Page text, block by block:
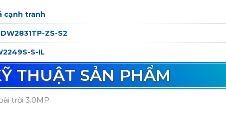
cạnh tranh
ZS-S2
S-IL
THUẬT SẢN PHẨM
trời 3.0MP